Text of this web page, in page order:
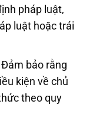
pháp luật,
luật hoặc trái
Đảm bảo rằng
kiện về chủ
theo quy